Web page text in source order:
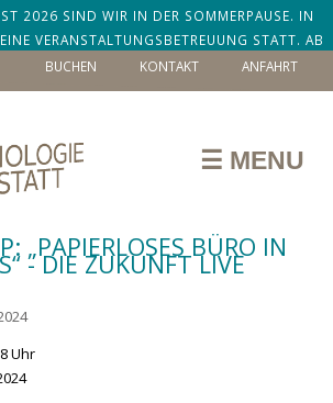
2026 SIND WIR IN DER SOMMERPAUSE. IN
VERANSTALTUNGSBETREUUNG STATT. AB
AUGUST SIND WIR ZURÜCK!
ANFAHRT
KONTAKT
BUCHEN
☰ MENU
„PAPIERLOSES BÜRO IN
- DIE ZUKUNFT LIVE
Uhr